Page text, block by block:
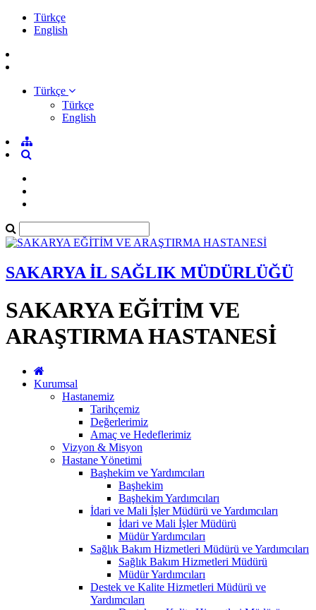
Türkçe
English
Türkçe
Türkçe
English
SAKARYA İL SAĞLIK MÜDÜRLÜĞÜ
SAKARYA EĞİTİM VE
ARAŞTIRMA HASTANESİ
Kurumsal
Hastanemiz
Tarihçemiz
Değerlerimiz
Amaç ve Hedeflerimiz
Vizyon & Misyon
Hastane Yönetimi
Başhekim ve Yardımcıları
Başhekim
Başhekim Yardımcıları
İdari ve Mali İşler Müdürü ve Yardımcıları
İdari ve Mali İşler Müdürü
Müdür Yardımcıları
Sağlık Bakım Hizmetleri Müdürü ve Yardımcıları
Sağlık Bakım Hizmetleri Müdürü
Müdür Yardımcıları
Destek ve Kalite Hizmetleri Müdürü ve
Yardımcıları